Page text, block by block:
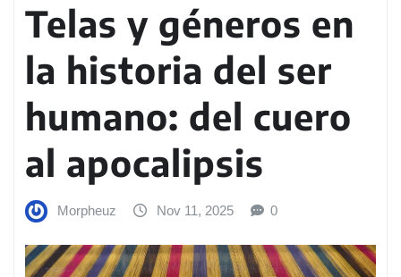
Telas y géneros en
la historia del ser
humano: del cuero
al apocalipsis
Morpheuz Nov 11, 2025 0